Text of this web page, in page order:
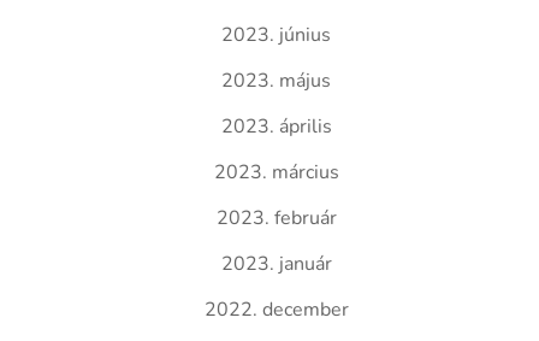
2023. június
2023. május
2023. április
2023. március
2023. február
2023. január
2022. december